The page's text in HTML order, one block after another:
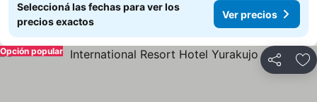
Seleccioná las fechas para ver los
precios exactos
Ver precios
Compartir
Opción popular